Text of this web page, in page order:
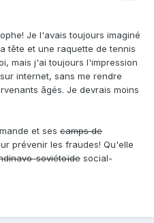
Je l'avais toujours imaginé
tête et une raquette de tennis
mais j'ai toujours l'impression
internet, sans me rendre
âgés. Je devrais moins
et ses camps de
prévenir les fraudes! Qu'elle
soviétoïde social-